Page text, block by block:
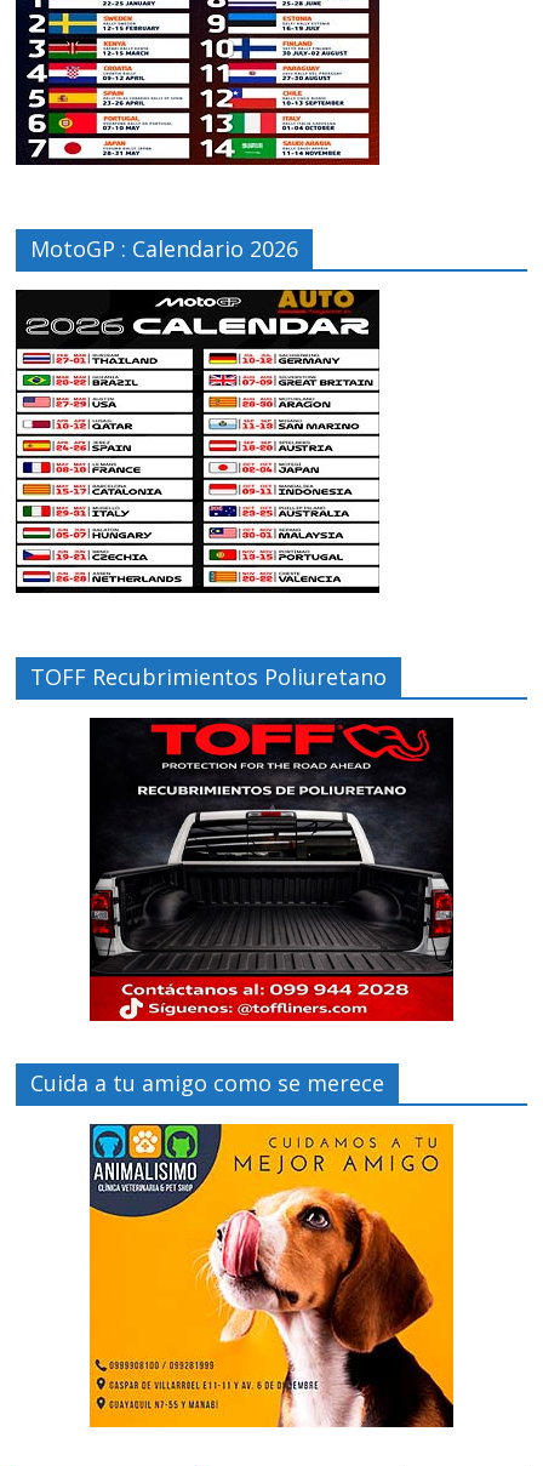
MotoGP : Calendario 2026
TOFF Recubrimientos Poliuretano
Cuida a tu amigo como se merece